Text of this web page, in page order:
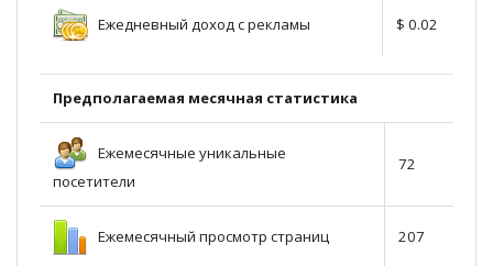
Ежедневный доход с рекламы $ 0.02
Предполагаемая месячная статистика
Ежемесячные уникальные
посетители
72
Ежемесячный просмотр страниц 207